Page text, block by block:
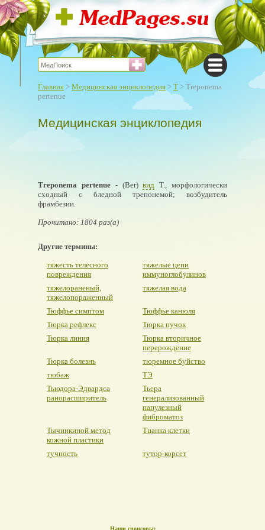
Главная > Медицинская энциклопедия > Т > Тreponema
pertenue
Медицинская энциклопедия
Тreponema pertenue- (Ber)вид Т., морфологически
сходный с бледной трепонемой; возбудитель
фрамбезии.
Прочитано: 1804 раз(а)
Другие термины:
тяжесть телесного
повреждения
тяжелые цепи
иммуноглобулинов
тяжелораненый,
тяжелопораженный
тяжелая вода
Тюффье симптом
Тюффье канюля
Тюрка рефлекс
Тюрка пучок
Тюрка линия
Тюрка вторичное
перерождение
Тюрка болезнь
тюремное буйство
тюбаж
ТЭ
Тьюдора-Эдвардса
ранорасширитель
Тьера
генерализованный
папулезный
фиброматоз
Тычинкиной метод
кожной пластики
Тцанка клетки
тучность тутор-корсет
Наши спонсоры: